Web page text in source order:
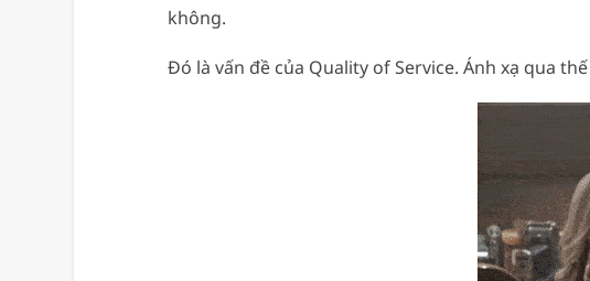
không.
Đó là vấn đề của Quality of Service. Ánh xạ qua